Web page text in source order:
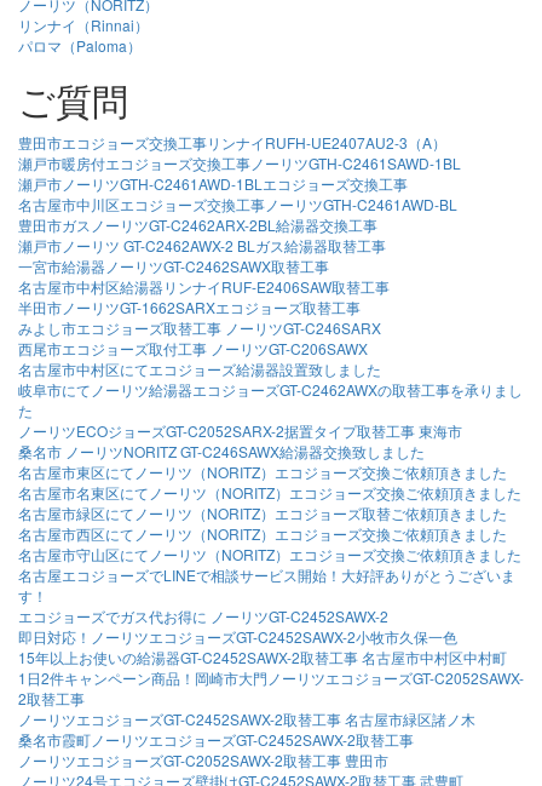
ノーリツ（NORITZ）
リンナイ（Rinnai）
パロマ（Paloma）
ご質問
豊田市エコジョーズ交換工事リンナイRUFH-UE2407AU2-3（A）
瀬戸市暖房付エコジョーズ交換工事ノーリツGTH-C2461SAWD-1BL
瀬戸市ノーリツGTH-C2461AWD-1BLエコジョーズ交換工事
名古屋市中川区エコジョーズ交換工事ノーリツGTH-C2461AWD-BL
豊田市ガスノーリツGT-C2462ARX-2BL給湯器交換工事
瀬戸市ノーリツ GT-C2462AWX-2 BLガス給湯器取替工事
一宮市給湯器ノーリツGT-C2462SAWX取替工事
名古屋市中村区給湯器リンナイRUF-E2406SAW取替工事
半田市ノーリツGT-1662SARXエコジョーズ取替工事
みよし市エコジョーズ取替工事 ノーリツGT-C246SARX
西尾市エコジョーズ取付工事 ノーリツGT-C206SAWX
名古屋市中村区にてエコジョーズ給湯器設置致しました
岐阜市にてノーリツ給湯器エコジョーズGT-C2462AWXの取替工事を承りまし
た
ノーリツECOジョーズGT-C2052SARX-2据置タイプ取替工事 東海市
桑名市 ノーリツNORITZ GT-C246SAWX給湯器交換致しました
名古屋市東区にてノーリツ（NORITZ）エコジョーズ交換ご依頼頂きました
名古屋市名東区にてノーリツ（NORITZ）エコジョーズ交換ご依頼頂きました
名古屋市緑区にてノーリツ（NORITZ）エコジョーズ取替ご依頼頂きました
名古屋市西区にてノーリツ（NORITZ）エコジョーズ交換ご依頼頂きました
名古屋市守山区にてノーリツ（NORITZ）エコジョーズ交換ご依頼頂きました
名古屋エコジョーズでLINEで相談サービス開始！大好評ありがとうございま
す！
エコジョーズでガス代お得に ノーリツGT-C2452SAWX-2
即日対応！ノーリツエコジョーズGT-C2452SAWX-2小牧市久保一色
15年以上お使いの給湯器GT-C2452SAWX-2取替工事 名古屋市中村区中村町
1日2件キャンペーン商品！岡崎市大門ノーリツエコジョーズGT-C2052SAWX-
2取替工事
ノーリツエコジョーズGT-C2452SAWX-2取替工事 名古屋市緑区諸ノ木
桑名市霞町ノーリツエコジョーズGT-C2452SAWX-2取替工事
ノーリツエコジョーズGT-C2052SAWX-2取替工事 豊田市
ノーリツ24号エコジョーズ壁掛けGT-C2452SAWX-2取替工事 武豊町